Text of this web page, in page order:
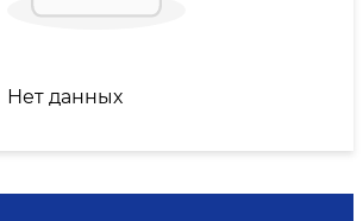
Нет данных